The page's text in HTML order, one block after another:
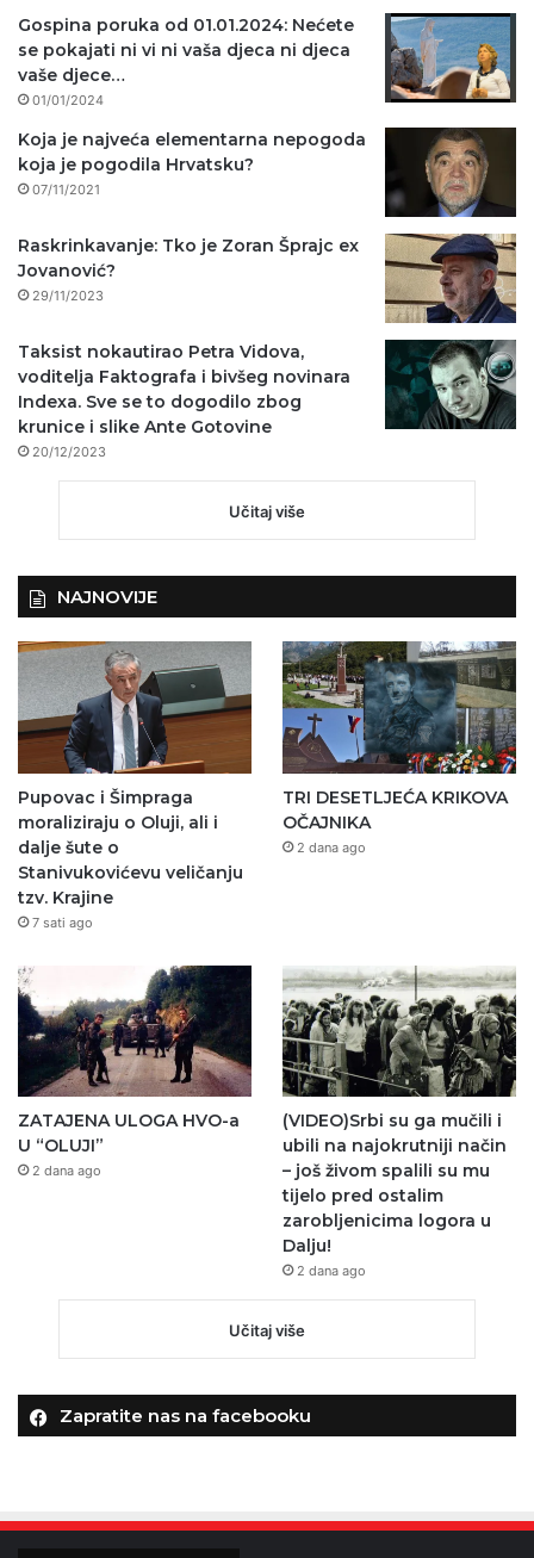
Gospina poruka od 01.01.2024: Nećete
se pokajati ni vi ni vaša djeca ni djeca
vaše djece…
01/01/2024
Koja je najveća elementarna nepogoda
koja je pogodila Hrvatsku?
07/11/2021
Raskrinkavanje: Tko je Zoran Šprajc ex
Jovanović?
29/11/2023
Taksist nokautirao Petra Vidova,
voditelja Faktografa i bivšeg novinara
Indexa. Sve se to dogodilo zbog
krunice i slike Ante Gotovine
20/12/2023
Učitaj više
NAJNOVIJE
Pupovac i Šimpraga
moraliziraju o Oluji, ali i
dalje šute o
Stanivukovićevu veličanju
tzv. Krajine
7 sati ago
TRI DESETLJEĆA KRIKOVA
OČAJNIKA
2 dana ago
ZATAJENA ULOGA HVO-a
U “OLUJI”
2 dana ago
(VIDEO)Srbi su ga mučili i
ubili na najokrutniji način
– još živom spalili su mu
tijelo pred ostalim
zarobljenicima logora u
Dalju!
2 dana ago
Učitaj više
Zapratite nas na facebooku